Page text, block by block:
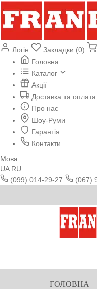
Логін Закладки (0)
Головна
Каталог
Акції
Доставка та оплата
Про нас
Шоу-Руми
Гарантія
Контакти
Мова:
UA RU
(099) 014-29-27
(067)
ГОЛОВНА